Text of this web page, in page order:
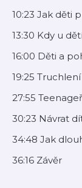
10:23 Jak děti
13:30 Kdy u
16:00 Děti a
19:25
27:55
30:23 Návrat
34:48 Jak
36:16 Závěr